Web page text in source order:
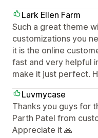
Lark Ellen Farm
Such a great theme
customizations you
it is the online
fast and very helpful
make it just perfect.
Luvmycase
Thanks you guys for
Parth Patel from
Appreciate it 🙏